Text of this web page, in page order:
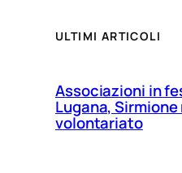
ULTIMI ARTICOLI
Associazioni in
Lugana,
volontariato